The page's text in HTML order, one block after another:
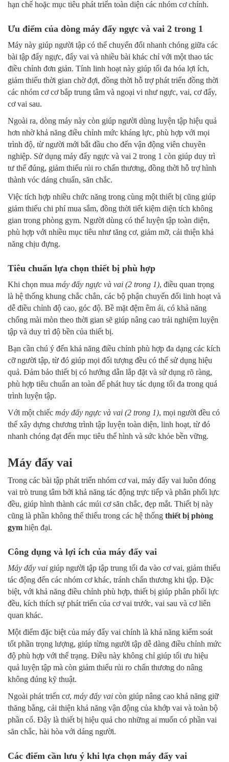
hạn chế hoặc mục tiêu phát triển toàn diện các nhóm cơ chính.
Ưu điểm của dòng máy đẩy ngực và vai 2 trong 1
Máy này giúp người tập có thể chuyển đổi nhanh chóng giữa các
bài tập đẩy ngực, đẩy vai và nhiều bài khác chỉ với một thao tác
điều chỉnh đơn giản. Tính linh hoạt này giúp tối đa hóa lợi ích,
giảm thiểu thời gian chờ đợi, đồng thời hỗ trợ phát triển đồng thời
các nhóm cơ cơ bắp trung tâm và ngoại vi như ngực, vai, cơ đẩy,
cơ vai sau.
Ngoài ra, dòng máy này còn giúp người dùng luyện tập hiệu quả
hơn nhờ khả năng điều chỉnh mức kháng lực, phù hợp với mọi
trình độ, từ người mới bắt đầu cho đến vận động viên chuyên
nghiệp. Sử dụng máy đẩy ngực và vai 2 trong 1 còn giúp duy trì
tư thế đúng, giảm thiểu rủi ro chấn thương, đồng thời hỗ trợ hình
thành vóc dáng chuẩn, săn chắc.
Việc tích hợp nhiều chức năng trong cùng một thiết bị cũng giúp
giảm thiểu chi phí mua sắm, đồng thời tiết kiệm diện tích không
gian trong phòng gym. Người dùng có thể luyện tập toàn diện,
phù hợp với nhiều mục tiêu như tăng cơ, giảm mỡ, cải thiện khả
năng chịu đựng.
Tiêu chuẩn lựa chọn thiết bị phù hợp
Khi chọn mua máy đẩy ngực và vai (2 trong 1), điều quan trọng
là hệ thống khung chắc chắn, các bộ phận chuyển đổi linh hoạt và
dễ điều chỉnh độ cao, góc độ. Bề mặt đệm êm ái, có khả năng
chống mài mòn theo thời gian sẽ giúp nâng cao trải nghiệm luyện
tập và duy trì độ bền của thiết bị.
Bạn cần chú ý đến khả năng điều chỉnh phù hợp đa dạng các kích
cỡ người tập, từ đó giúp mọi đối tượng đều có thể sử dụng hiệu
quả. Đảm bảo thiết bị có hướng dẫn lắp đặt và sử dụng rõ ràng,
phù hợp tiêu chuẩn an toàn để phát huy tác dụng tối đa trong quá
trình luyện tập.
Với một chiếc máy đẩy ngực và vai (2 trong 1), mọi người đều có
thể xây dựng chương trình tập luyện toàn diện, linh hoạt, từ đó
nhanh chóng đạt đến mục tiêu thể hình và sức khỏe bền vững.
Máy đẩy vai
Trong các bài tập phát triển nhóm cơ vai, máy đẩy vai luôn đóng
vai trò trung tâm bởi khả năng tác động trực tiếp và phân phối lực
đều, giúp hình thành các múi cơ săn chắc, đẹp mắt. Thiết bị này
cũng là phần không thể thiếu trong các hệ thống thiết bị phòng
gym hiện đại.
Công dụng và lợi ích của máy đẩy vai
Máy đẩy vai giúp người tập tập trung tối đa vào cơ vai, giảm thiểu
tác động đến các nhóm cơ khác, tránh chấn thương khi tập. Đặc
biệt, với khả năng điều chỉnh phù hợp, thiết bị giúp phân phối lực
đều, kích thích sự phát triển của cơ vai trước, vai sau và cơ liên
quan khác.
Một điểm đặc biệt của máy đẩy vai chính là khả năng kiểm soát
tốt phần trọng lượng, giúp từng người tập dễ dàng điều chỉnh mức
độ phù hợp với thể trạng. Điều này không chỉ giúp tối ưu hiệu
quả luyện tập mà còn giảm thiểu rủi ro chấn thương do nâng
không đúng kỹ thuật.
Ngoài phát triển cơ, máy đẩy vai còn giúp nâng cao khả năng giữ
thăng bằng, cải thiện khả năng vận động của khớp vai và toàn bộ
phần cổ. Đây là thiết bị hiệu quả cho những ai muốn có phần vai
săn chắc, hài hòa với dáng người.
Các điểm cần lưu ý khi lựa chọn máy đẩy vai